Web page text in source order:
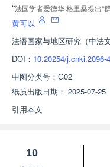
“法国学者爱德华·格里桑提出“
发展。”
黄可以
法语国家与地区研究（中法文
DOI： 10.20254/j.cnki.2096-
中图分类号： G02
纸质出版日期： 2025-07-25
引用本文
10